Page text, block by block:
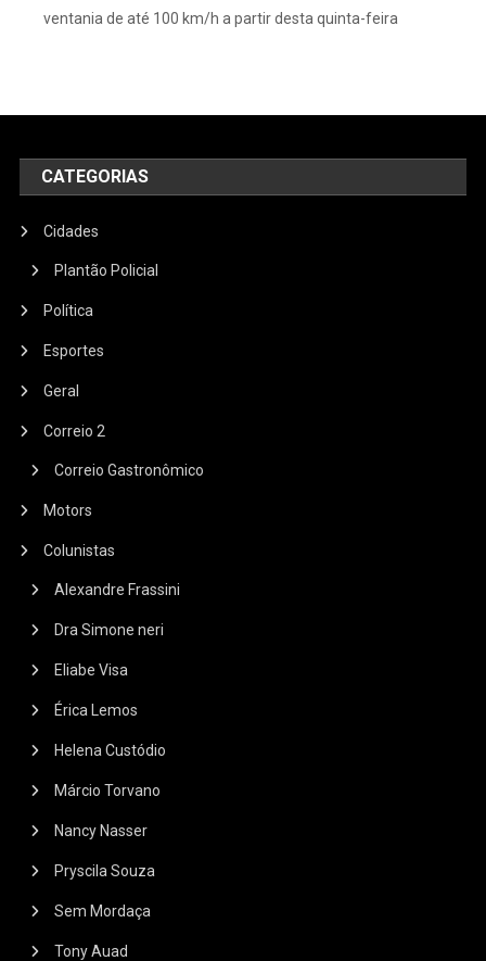
ventania de até 100 km/h a partir desta quinta-feira
CATEGORIAS
Cidades
Plantão Policial
Política
Esportes
Geral
Correio 2
Correio Gastronômico
Motors
Colunistas
Alexandre Frassini
Dra Simone neri
Eliabe Visa
Érica Lemos
Helena Custódio
Márcio Torvano
Nancy Nasser
Pryscila Souza
Sem Mordaça
Tony Auad